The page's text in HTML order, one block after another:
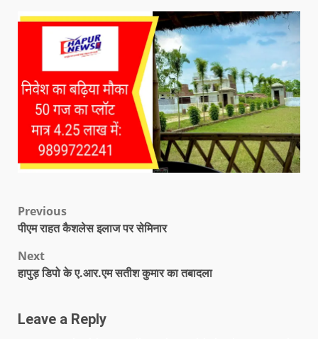
Previous
पीएम राहत कैशलेस इलाज पर सेमिनार
Next
हापुड़ डिपो के ए.आर.एम सतीश कुमार का तबादला
Leave a Reply